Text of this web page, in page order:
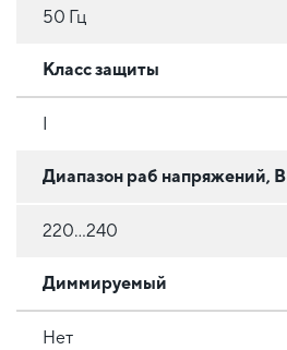
50 Гц
Класс защиты
Диапазон раб напряжений, В
220...240
Диммируемый
Нет